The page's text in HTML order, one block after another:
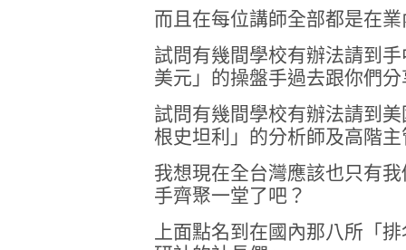
而且在每位講師全部都是在
試問有幾間學校有辦法請到
美元」的操盤手過去跟你們分
試問有幾間學校有辦法請到
根史坦利」的分析師及高階
我想現在全台灣應該也只有
手齊聚一堂了吧？
上面點名到在國內那八所「